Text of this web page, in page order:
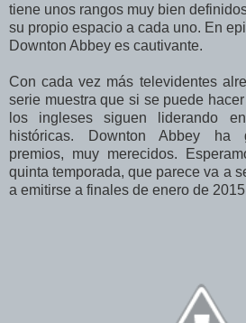
tiene unos rangos muy bien
su propio espacio a cada uno. En
Downton Abbey es cautivante.
Con cada vez más televidentes
serie muestra que si se puede
los ingleses siguen liderando
históricas. Downton Abbey ha
premios, muy merecidos.
quinta temporada, que parece va a
a emitirse a finales de enero de